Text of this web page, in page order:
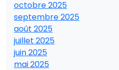
octobre 2025
septembre 2025
août 2025
juillet 2025
juin 2025
mai 2025